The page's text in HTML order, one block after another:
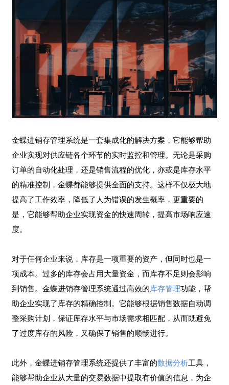
金蝶进销存管理系统是一套集成化的解决方案，它能够帮助
企业实现对供应链各个环节的实时监控和管理。无论是采购
订单的自动化处理，还是销售流程的优化，亦或是库存水平
的精准控制，金蝶都能够提供全面的支持。这样不仅极大地
提高了工作效率，降低了人为错误的发生概率，更重要的
是，它能够帮助企业实现资金的快速周转，提高市场响应速
度。
对于任何企业来说，库存是一项重要的资产，但同时也是一
项成本。过多的库存会占用大量资金，而库存不足则会影响
到销售。金蝶进销存管理系统通过高效的库存管理功能，帮
助企业实现了库存的精确控制。它能够根据销售数据自动调
整采购计划，保证库存水平与市场需求相匹配，从而既避免
了过度库存的风险，又确保了销售的顺畅进行。
此外，金蝶进销存管理系统还提供了丰富的数据分析工具，
能够帮助企业从大量的交易数据中提取有价值的信息，为企